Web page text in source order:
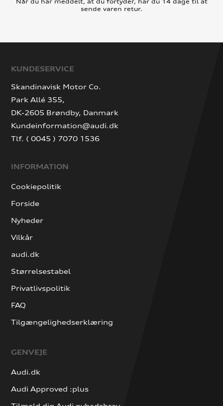
sende varen retur.
KUNDESERVICE
Skandinavisk Motor Co.
Park Allé 355,
DK-2605 Brøndby, Danmark
Kundeinformation@audi.dk
Tlf. ( 0045 ) 7070 1536
INFORMATION
Cookiepolitik
Forside
Nyheder
Vilkår
audi.dk
Størrelsestabel
Privatlivspolitik
FAQ
Tilgængelighedserklæring
GENVEJE
Audi.dk
Audi Approved :plus